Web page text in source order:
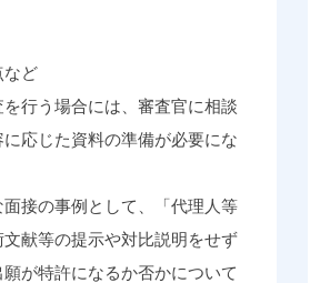
など
行う場合には、審査官に相談
に応じた資料の準備が必要にな
接の事例として、「代理人等
文献等の提示や対比説明をせず
が特許になるか否かについて